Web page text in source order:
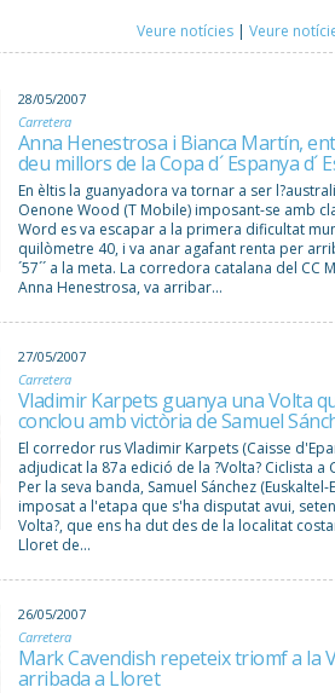
Veure notícies| Veure
28/05/2007
Carretera
Anna Henestrosa i Bianca Martín,
deu millors de la Copa d´ Espanya d´
En èltis la guanyadora va tornar a ser
Oenone Wood (T Mobile) imposant-se amb
Word es va escapar a la primera dificultat
quilòmetre 40, i va anar agafant renta per
´57´´ a la meta. La corredora catalana del CC
Anna Henestrosa, va arribar...
27/05/2007
Carretera
Vladimir Karpets guanya una Volta
conclou amb victòria de Samuel
El corredor rus Vladimir Karpets (Caisse
adjudicat la 87a edició de la ?Volta? Ciclista a
Per la seva banda, Samuel Sánchez (Euskaltel-
imposat a l'etapa que s'ha disputat avui,
Volta?, que ens ha dut des de la localitat
Lloret de...
26/05/2007
Carretera
Mark Cavendish repeteix triomf a la
arribada a Lloret